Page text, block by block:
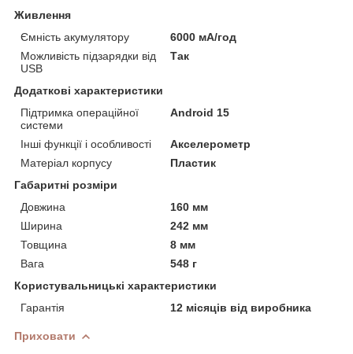
Живлення
Ємність акумулятору
6000 мА/год
Можливість підзарядки від
USB
Так
Додаткові характеристики
Підтримка операційної
системи
Android 15
Інші функції і особливості
Акселерометр
Матеріал корпусу
Пластик
Габаритні розміри
Довжина
160 мм
Ширина
242 мм
Товщина
8 мм
Вага
548 г
Користувальницькі характеристики
Гарантія
12 місяців від виробника
Приховати